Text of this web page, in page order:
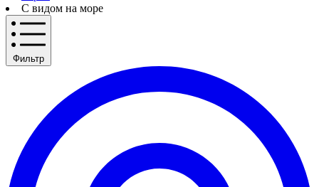
С видом на море
Фильтр